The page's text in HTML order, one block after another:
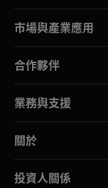
市場與產業應用
合作夥伴
業務與支援
關於
投資人關係